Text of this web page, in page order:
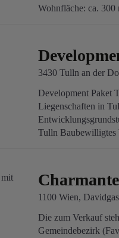
Wohnfläche: ca. 300
3430 Tulln an der
Development Paket
Liegenschaften in
Tulln Baubewilligtes
1100 Wien,
Die zum Verkauf
Gemeindebezirk